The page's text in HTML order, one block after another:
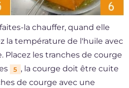
la chauffer, quand elle
la température de l'huile avec
les tranches de courge
5 , la courge doit être cuite
de courge avec une